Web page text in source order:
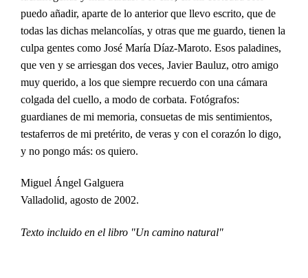
puedo añadir, aparte de lo anterior que llevo escrito, que de
todas las dichas melancolías, y otras que me guardo, tienen la
culpa gentes como José María Díaz-Maroto. Esos paladines,
que ven y se arriesgan dos veces, Javier Bauluz, otro amigo
muy querido, a los que siempre recuerdo con una cámara
colgada del cuello, a modo de corbata. Fotógrafos:
guardianes de mi memoria, consuetas de mis sentimientos,
testaferros de mi pretérito, de veras y con el corazón lo digo,
y no pongo más: os quiero.
Miguel Ángel Galguera
Valladolid, agosto de 2002.
Texto incluido en el libro "Un camino natural"